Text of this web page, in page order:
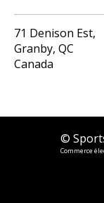
71 Denison Est,
Granby, QC
Canada
©
Commerce